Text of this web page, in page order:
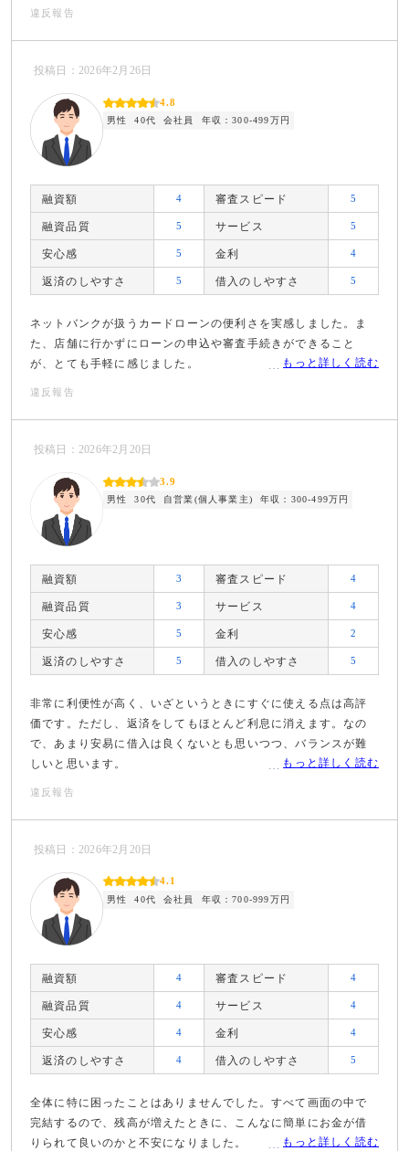
違反報告
投稿日：2026年2月26日
4.8
男性 40代 会社員 年収：300-499万円
融資額 4 審査スピード 5
融資品質 5 サービス 5
安心感 5 金利 4
返済のしやすさ 5 借入のしやすさ 5
ネットバンクが扱うカードローンの便利さを実感しました。ま
た、店舗に行かずにローンの申込や審査手続きができること
が、とても手軽に感じました。
もっと詳しく読む
違反報告
投稿日：2026年2月20日
3.9
男性 30代 自営業(個人事業主) 年収：300-499万円
融資額 3 審査スピード 4
融資品質 3 サービス 4
安心感 5 金利 2
返済のしやすさ 5 借入のしやすさ 5
非常に利便性が高く、いざというときにすぐに使える点は高評
価です。ただし、返済をしてもほとんど利息に消えます。なの
で、あまり安易に借入は良くないとも思いつつ、バランスが難
しいと思います。
もっと詳しく読む
違反報告
投稿日：2026年2月20日
4.1
男性 40代 会社員 年収：700-999万円
融資額 4 審査スピード 4
融資品質 4 サービス 4
安心感 4 金利 4
返済のしやすさ 4 借入のしやすさ 5
全体に特に困ったことはありませんでした。すべて画面の中で
完結するので、残高が増えたときに、こんなに簡単にお金が借
りられて良いのかと不安になりました。
もっと詳しく読む